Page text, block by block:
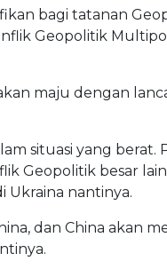
bagi tatanan
Geopolitik
maju dengan
situasi yang berat.
Geopolitik besar
Ukraina nantinya.
dan China akan